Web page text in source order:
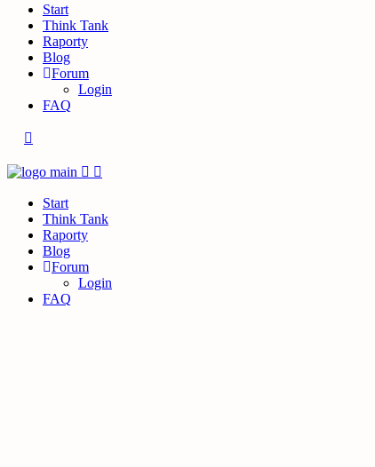
Start
Think Tank
Raporty
Blog
Forum
Login
FAQ
Start
Think Tank
Raporty
Blog
Forum
Login
FAQ